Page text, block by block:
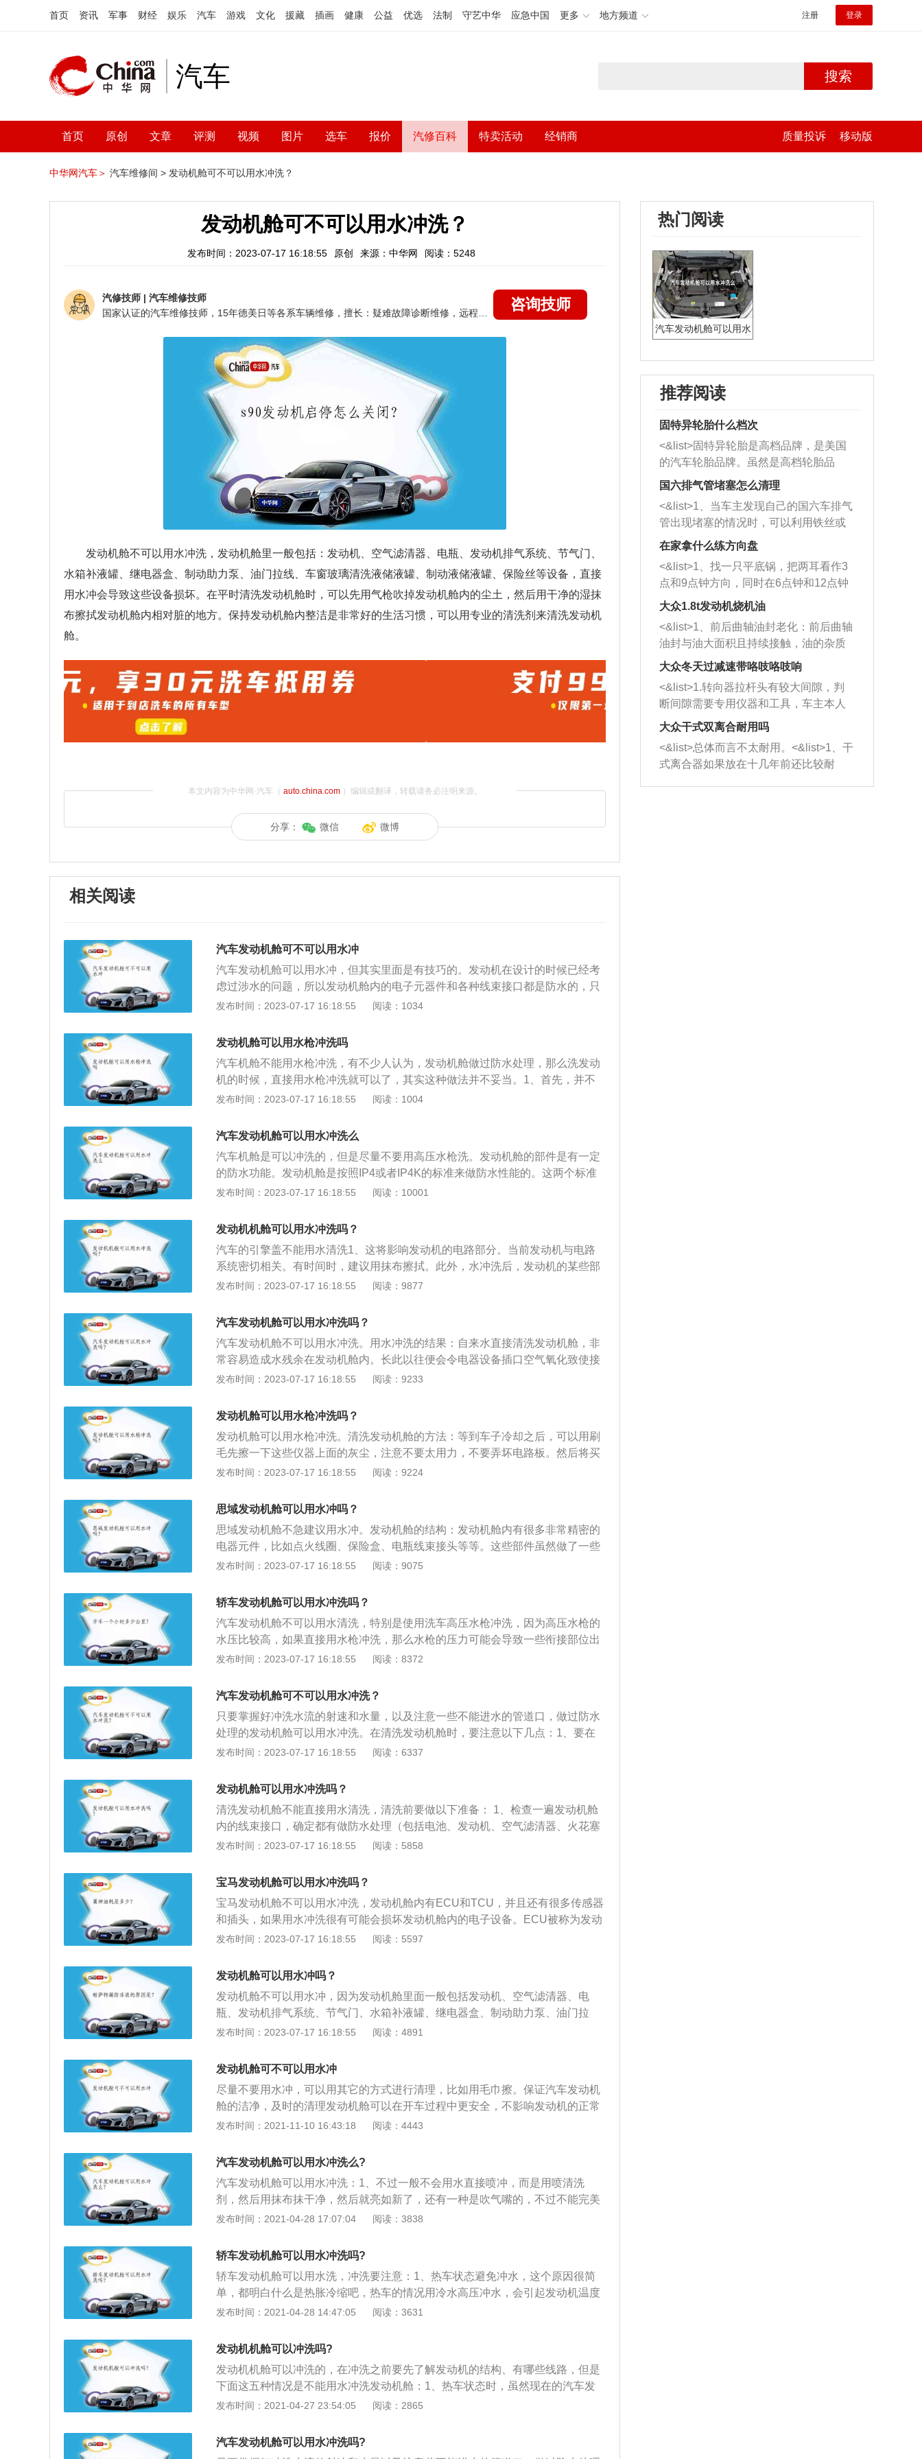
首页 资讯 军事 财经 娱乐 汽车 游戏 文化 援藏 插画 健康 公益 优选 法制 守艺中华 应急中国 更多 地方频道 注册 登录
汽车 搜索
首页 原创 文章 评测 视频 图片 选车 报价 汽修百科 特卖活动 经销商 质量投诉 移动版
中华网汽车＞ 汽车维修间 > 发动机舱可不可以用水冲洗？
发动机舱可不可以用水冲洗？
发布时间：2023-07-17 16:18:55 原创 来源：中华网 阅读：5248
汽修技师 | 汽车维修技师
咨询技师
发动机舱不可以用水冲洗，发动机舱里一般包括：发动机、空气滤清器、电瓶、发动机排气系统、节气门、
水箱补液罐、继电器盒、制动助力泵、油门拉线、车窗玻璃清洗液储液罐、制动液储液罐、保险丝等设备，直接
用水冲会导致这些设备损坏。在平时清洗发动机舱时，可以先用气枪吹掉发动机舱内的尘土，然后用干净的湿抹
布擦拭发动机舱内相对脏的地方。保持发动机舱内整洁是非常好的生活习惯，可以用专业的清洗剂来清洗发动机
舱。
本文内容为中华网·汽车（ auto.china.com）编辑或翻译，转载请务必注明来源。
分享： 微信 微博
相关阅读
汽车发动机舱可不可以用水冲
汽车发动机舱可以用水冲，但其实里面是有技巧的。发动机在设计的时候已经考
虑过涉水的问题，所以发动机舱内的电子元器件和各种线束接口都是防水的，只
是被水过一下而不是长时间浸泡在水里，水是不会跑到线束结点那么深的位置
气管路，水很难被吸到气缸内。清洗发动机舱时，要注意以下几点：1、要在冷
胀冷缩后可能会出现缸垫变形或气门室盖漏油。2、尽量躲避保险丝盒或电瓶。
有些车的发动机舱内保险盒上会有避免高压水枪冲洗的提示。虽然做了防水处
理，但高压水枪压力较大，为以防万一要躲避行车电脑及电瓶区域。3、躲避车
后，需要用风枪将水吹干，专业汽修店的风枪威力都比较大，一滩水只要两三秒
的时间就会被吹干。
发布时间：2023-07-17 16:18:55 阅读：1034
发动机舱可以用水枪冲洗吗
汽车机舱不能用水枪冲洗，有不少人认为，发动机舱做过防水处理，那么洗发动
机的时候，直接用水枪冲洗就可以了，其实这种做法并不妥当。1、首先，并不
是所有的汽车都做过防水处理的，一些老款的车辆，因为老旧的制造，是没有对
准，直接用水冲洗很容易出问题。2、其次，就算部分密封达到车规级的使用标
佳，虽然说直接用水冲洗不一定会出问题，但必定会增大出问题的概率。发动机
舱内有不少传感器，比如节气门传感，室外温度传感，凸轮轴位置传感，这些精
密的仪器，一进水必然损坏，清洗时务必需要小心，更别说用高压水枪直接冲刷
年发热，机身上不仅会有灰尘附着，还有可能堆积了大量的油泥和污垢，这些东
西，单纯靠水枪是冲洗不掉的，必须用发动机舱清洗剂，并且在清洗过程中，对
保险盒等精密仪器进行遮盖，人工慢慢进行擦拭。
发布时间：2023-07-17 16:18:55 阅读：1004
汽车发动机舱可以用水冲洗么
汽车机舱是可以冲洗的，但是尽量不要用高压水枪洗。发动机舱的部件是有一定
的防水功能。发动机舱是按照IP4或者IP4K的标准来做防水性能的。这两个标准
是可以抵抗喷水和溅水的间接冲击IP4或直接冲击IP4K。翻译过来就是雨天时，
洗，因为发动机的线束密封性能测试的实验条件只有0.4兆帕，而一般洗车机的水
机的那种高压水枪。使用高压水枪清洗，一定注意以下几点：1.热车时禁止水冲
热车状态下，发动机的温度过高，如果突然用冷水冲洗，会导致缸体变形开裂，
而且高温下凉水冲洗会出现大量水蒸气，导致发动机舱内过潮，影响电路；2.远
主避免用强压水嘴喷洗，虽然做了充足的防水处理，但高压水枪的压力过大，不
能冲洗行车电脑和保险盒区域；3.非原厂大灯要注意。更换过原厂大灯的车主要
注意，因为拆装后的大灯密封性比出厂时要差很多。利用高压水枪清洗发动机
发布时间：2023-07-17 16:18:55 阅读：10001
发动机机舱可以用水冲洗吗？
汽车的引擎盖不能用水清洗1、这将影响发动机的电路部分。当前发动机与电路
系统密切相关。有时间时，建议用抹布擦拭。此外，水冲洗后，发动机的某些部
件会加速老化和生锈。不能用抹布清洁的零件可用长柄清洁刷擦拭。2、如果车
机为缸体，在强冷刺激下容易爆裂。3、发动机舱中有许多管路，遇水时容易引
水。建议使用压缩空气吹扫。
发布时间：2023-07-17 16:18:55 阅读：9877
汽车发动机舱可以用水冲洗吗？
汽车发动机舱不可以用水冲洗。用水冲洗的结果：自来水直接清洗发动机舱，非
常容易造成水残余在发动机舱内。长此以往便会令电器设备插口空气氧化致使接
触不良现象，或是拧紧螺钉锈蚀。对发动机舱的介绍：发动机舱里一般包括发动
动助力泵、油门拉线、车窗玻璃清洗液储液罐、制动液储液罐、保险丝等重要部
发布时间：2023-07-17 16:18:55 阅读：9233
发动机舱可以用水枪冲洗吗？
发动机舱可以用水枪冲洗。清洗发动机舱的方法：等到车子冷却之后，可以用刷
毛先擦一下这些仪器上面的灰尘，注意不要太用力，不要弄坏电路板。然后将买
好的清洁剂喷在这些东西上面，注意一点，就是不要喷到电路板上面，否则就会
舱时，可以使用高压水枪，而对于使用时间过长的车，虽然发动机舱内都做了绝
发布时间：2023-07-17 16:18:55 阅读：9224
思域发动机舱可以用水冲吗？
思域发动机舱不急建议用水冲。发动机舱的结构：发动机舱内有很多非常精密的
电器元件，比如点火线圈、保险盒、电瓶线束接头等等。这些部件虽然做了一些
防水措施，但经不起高压水枪的冲洗，可能有一两次没事，但长期下去没准哪天
发动机舱表面清洗剂，注意不要喷洒到电瓶、保险盒内部，等待十分钟左右擦
干。对于接线接口的地方，不要喷洒发动机舱表面清洗剂，用湿抹布擦干净。
发布时间：2023-07-17 16:18:55 阅读：9075
轿车发动机舱可以用水冲洗吗？
汽车发动机舱不可以用水清洗，特别是使用洗车高压水枪冲洗，因为高压水枪的
水压比较高，如果直接用水枪冲洗，那么水枪的压力可能会导致一些衔接部位出
现松动，甚至直接将某些保护措施冲洗掉，存在潜在的风险。虽然发动机舱做过
以需要谨慎操作。清洗发动机舱的注意事项如下：汽车发动机温度过高时，一定
从而导致发动机出现损伤，如开裂，漏油等情况，而且水蒸气还会对车内的电路
造成影响。对发动机的清洗应该采用专门清洗剂和清洗工具，在清洗发动机舱的
时候还需要在冷车的状态下进行清洗，如果车辆刚刚行驶完，车辆发动机部件还
能出现烫伤。
发布时间：2023-07-17 16:18:55 阅读：8372
汽车发动机舱可不可以用水冲洗？
只要掌握好冲洗水流的射速和水量，以及注意一些不能进水的管道口，做过防水
处理的发动机舱可以用水冲洗。在清洗发动机舱时，要注意以下几点：1、要在
冷车状态下清洗：发动机温度较高时，用凉水冲洗会导致发动机缸体突然遇冷，
水蒸气，对电路可能产生影响。2、尽量躲避保险丝盒或电瓶：有些车的发动机
什么问题，但高压水枪压力较大，为以防万一，要躲避行车电脑及电瓶区域。
3、躲避车灯位置：高压水枪冲洗到大灯边缘，容易导致车灯进水。
发布时间：2023-07-17 16:18:55 阅读：6337
发动机舱可以用水冲洗吗？
清洗发动机舱不能直接用水清洗，清洗前要做以下准备： 1、检查一遍发动机舱
内的线束接口，确定都有做防水处理（包括电池、发动机、空气滤清器、火花塞
等部件），然后再使用用水冲洗。 2、清洗的过程中，由于发动机机舱电器原件
等）擦一遍，再用水冲干净，最后用准备好的干毛巾把水擦干。如果想让舱内的
在表面的水分。
发布时间：2023-07-17 16:18:55 阅读：5858
宝马发动机舱可以用水冲洗吗？
宝马发动机舱不可以用水冲洗，发动机舱内有ECU和TCU，并且还有很多传感器
和插头，如果用水冲洗很有可能会损坏发动机舱内的电子设备。ECU被称为发动
机的大脑，如果没有ECU，发动机是无法正常工作的。宝马是德国豪华汽车品
列。以宝马5系为例，其是一款高档轿车，在车身尺寸方面，其长宽高分别为499
发布时间：2023-07-17 16:18:55 阅读：5597
发动机舱可以用水冲吗？
发动机舱不可以用水冲，因为发动机舱里面一般包括发动机、空气滤清器、电
瓶、发动机排气系统、节气门、水箱补液罐、继电器盒、制动助力泵、油门拉
线、车窗玻璃清洗液储液罐、制动液储液罐、保险丝等设备，直接用水冲会导致
然后用干净的湿抹布擦拭发动机舱内相对脏的地方。保持发动机舱内整洁是非常
发布时间：2023-07-17 16:18:55 阅读：4891
发动机舱可不可以用水冲
尽量不要用水冲，可以用其它的方式进行清理，比如用毛巾擦。保证汽车发动机
舱的洁净，及时的清理发动机舱可以在开车过程中更安全，不影响发动机的正常
工作。附：发动机舱不能用水冲的地方：1、热车状态时：当车辆刚使用完时，
高温时向发动机注水可能会产生大量的水蒸气，这些水蒸气会附着在电路上，行
的车辆已经做了防水处理，但不一定严密，一些防水做的不严密的地方用水冲过
之后可能会出现短路现象，汽车蓄电池的接口处也不能用水直接冲洗，水直接冲
洗可能导致接口氧化生锈，最终会引起接触不良甚至短路。3、更换了副厂大灯
封性不好，在安装后可能会出现雾气或者进水，不要用水直接冲洗，避免车灯进
水，也不要将水溅到改装过的大灯上。
发布时间：2021-11-10 16:43:18 阅读：4443
汽车发动机舱可以用水冲洗么?
汽车发动机舱可以用水冲洗：1、不过一般不会用水直接喷冲，而是用喷清洗
剂，然后用抹布抹干净，然后就亮如新了，还有一种是吹气嘴的，不过不能完美
的吹干净；2、一般这种情况是不能冲水的，热车状态下不能冲水，没有做防水
发动机、空气滤清器、电瓶、发动机排气系统、节气门、水箱补液罐、继电器
盒、制动助力泵、油门拉线、车窗玻璃清洗液储液罐、制动液储液罐、保险丝等
等。
发布时间：2021-04-28 17:07:04 阅读：3838
轿车发动机舱可以用水冲洗吗?
轿车发动机舱可以用水洗，冲洗要注意：1、热车状态避免冲水，这个原因很简
单，都明白什么是热胀冷缩吧，热车的情况用冷水高压冲水，会引起发动机温度
急剧下降，它可能引起油封渗漏，严重时可能发生汽缸断裂；2、使用过长的旧
车，虽然发动机舱已经做了绝缘处理，但不能保证在哪里会造成短路。最好在维
发动机舱内有一些保险箱和电子模块，但一般在发动机的最上部，然后冲洗时应
注意避免这些地方出现水，尽管有防水处理，一般情况下雨没有问题，但高压水
枪的压力，还是要注意一下。
发布时间：2021-04-28 14:47:05 阅读：3631
发动机机舱可以冲洗吗?
发动机机舱可以冲洗的，在冲洗之前要先了解发动机的结构、有哪些线路，但是
下面这五种情况是不能用水冲洗发动机舱：1、热车状态时，虽然现在的汽车发
动机缸体都采用加压铸铁或者铝制造，不像普通铸铁那么容易开裂。但即使这
高温时用水冲洗，会产生大量的水蒸气，这些水蒸气若渗透进电路和其他设备
发布时间：2021-04-27 23:54:05 阅读：2865
汽车发动机舱可以用水冲洗吗?
热门阅读
汽车发动机舱可以用水
推荐阅读
固特异轮胎什么档次
<&list>固特异轮胎是高档品牌，是美国
的汽车轮胎品牌。虽然是高档轮胎品
牌，但是中高低端的轮胎都有生产，这
也是为了更好的开拓市场。
国六排气管堵塞怎么清理
<&list>1、当车主发现自己的国六车排气
管出现堵塞的情况时，可以利用铁丝或
者是细棍，直接将杂物给取出来，如果
堵塞情况比较严重，也可以采取应急措
施。 <&list>2、直接利用木棍将所有的
杂物推到排气管里面的位置处，然后将
三元催化器拆解开，就可以将堵塞的东
西取出来。但如果是因为积碳过多引起
的堵塞，就需要将三元催化器泡在草酸
洗剂对堵塞的情况得到解决，将清洗剂
放在燃油箱中，与燃油混合后，车辆启
动时，就可以和汽油一起进入到燃烧
室，最后形成废气排出，就可以让三元
催化器得到清洗，排气管堵塞的情况就
能够得到解决。
在家拿什么练方向盘
<&list>1、找一只平底锅，把两耳看作3
点和9点钟方向，同时在6点钟和12点钟
方向做一个标记。 <&list>2、双手握住
一圈半的练习，往右同样也要打相同的
圈数。 <&list>3、最后强调要反复练
习，这样就可以形成肌肉记忆，在真实
驾驶车辆时，不需要记忆也能打好方
向。
大众1.8t发动机烧机油
<&list>1、前后曲轴油封老化：前后曲轴
油封与油大面积且持续接触，油的杂质
和发动机内持续温度变化使其密封效果
逐渐减弱，导致渗油或漏油。<&list>2、
活塞间隙过大：积碳会使活塞环与缸体
的间隙扩大，导致机油流入燃烧室中，
造成烧机油。<&list>3、机油粘度。使用
机油粘度过小的话，同样会有烧机油现
象，机油粘度过小具有很好的流动性，
大众冬天过减速带咯吱咯吱响
<&list>1.转向器拉杆头有较大间隙，判
断间隙需要专用仪器和工具，车主本人
无法制作，需要将车辆送到修理厂或4s
店；<&list>2.车辆半轴套管防尘罩破
裂，破裂后会出现漏油现象，使半轴磨
损严重，磨损的半轴容易损坏，产生异
响；<&list>3.稳定器的转向胶套和球头
大众干式双离合耐用吗
<&list>总体而言不太耐用。<&list>1、干
式离合器如果放在十几年前还比较耐